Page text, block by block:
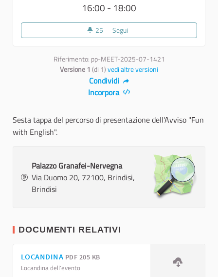
16:00 - 18:00
25 25 sostenitori
Segui
Riferimento: pp-MEET-2025-07-1421
Versione 1 (di 1)vedi altre versioni
Condividi
Incorpora
Sesta tappa del percorso di presentazione dell'Avviso "Fun
with English".
Palazzo Granafei-Nervegna
Via Duomo 20, 72100, Brindisi,
Brindisi
DOCUMENTI RELATIVI
LOCANDINA PDF 205 KB
Locandina dell'evento